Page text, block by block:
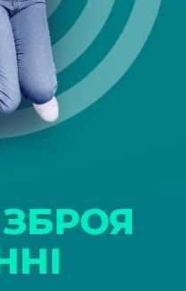
ЗБРОЯ